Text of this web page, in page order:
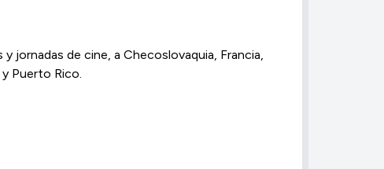
jornadas de cine, a Checoslovaquia, Francia,
Puerto Rico.